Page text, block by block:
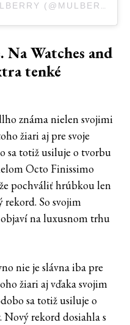
A POST SHARED BY MULBERRY (@MULBERRYENGLAND)
Watches and
tenké
známa nielen svojimi
žiari aj pre svoje
sa totiž usiluje o tvorbu
Octo Finissimo
pochváliť hrúbkou len
So svojim
na luxusnom trhu
nie je slávna iba pre
žiari aj vďaka svojim
sa totiž usiluje o
rekord dosiahla s